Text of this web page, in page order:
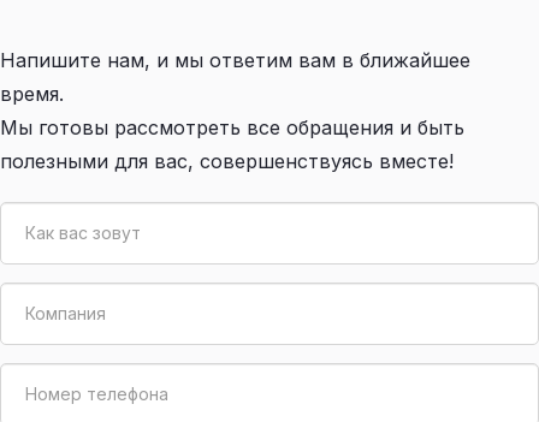
Напишите нам, и мы ответим вам в ближайшее
время.
Мы готовы рассмотреть все обращения и быть
полезными для вас, совершенствуясь вместе!